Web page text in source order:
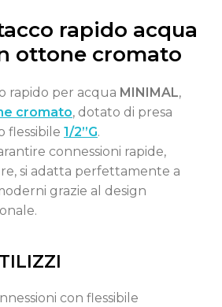
rapido acqua
ottone cromato
rapido per acqua MINIMAL,
cromato, dotato di presa
flessibile 1/2”G.
connessioni rapide,
si adatta perfettamente a
grazie al design
con flessibile
The Language